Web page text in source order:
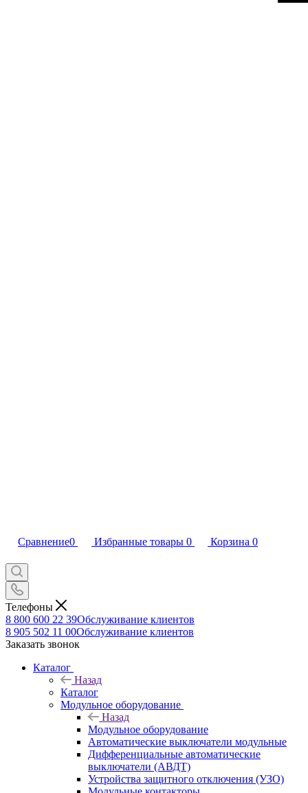
Сравнение0 Избранные товары 0 Корзина 0
Телефоны
8 800 600 22 39Обслуживание клиентов
8 905 502 11 00Обслуживание клиентов
Заказать звонок
Каталог
Назад
Каталог
Модульное оборудование
Назад
Модульное оборудование
Автоматические выключатели модульные
Дифференциальные автоматические
выключатели (АВДТ)
Устройства защитного отключения (УЗО)